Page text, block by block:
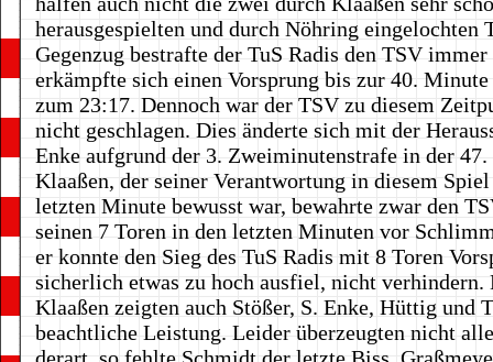
herausgespielten und durch Nöhring eingelochten
Gegenzug bestrafte der TuS Radis den TSV
erkämpfte sich einen Vorsprung bis zur 40.
zum 23:17. Dennoch war der TSV zu diesem
nicht geschlagen. Dies änderte sich mit der
Enke aufgrund der 3. Zweiminutenstrafe in der
Klaaßen, der seiner Verantwortung in diesem
letzten Minute bewusst war, bewahrte zwar den
seinen 7 Toren in den letzten Minuten vor
er konnte den Sieg des TuS Radis mit 8 Toren
sicherlich etwas zu hoch ausfiel, nicht verhindern.
Klaaßen zeigten auch Stößer, S. Enke, Hüttig und
beachtliche Leistung. Leider überzeugten nicht